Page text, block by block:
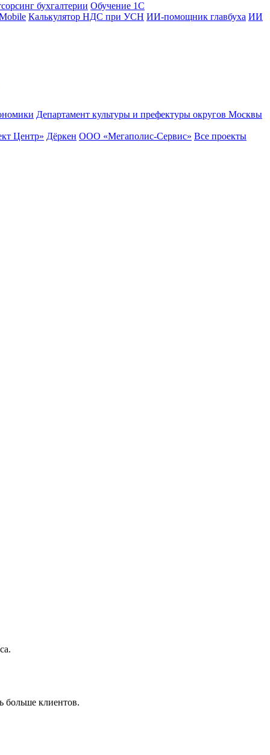
бухгалтерии Обучение 1С
Калькулятор НДС при УСН ИИ-помощник главбуха ИИ
Департамент культуры и префектуры округов Москвы
Центр» Дёркен ООО «Мегаполис-Сервис» Все проекты
больше клиентов.